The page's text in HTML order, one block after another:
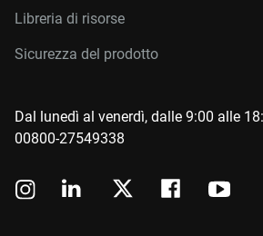
Libreria di risorse
Sicurezza del prodotto
Dal lunedì al venerdì, dalle 9:00 alle
00800-27549338